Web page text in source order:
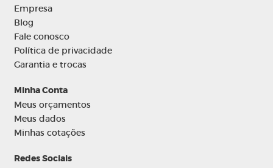
Empresa
Blog
Fale conosco
Política de privacidade
Garantia e trocas
Minha Conta
Meus orçamentos
Meus dados
Minhas cotações
Redes Sociais